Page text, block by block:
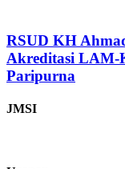
RSUD KH
Akreditasi LAM-
Paripurna
JMSI